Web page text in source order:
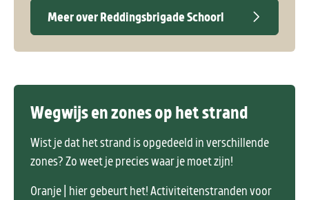
Meer over Reddingsbrigade Schoorl
Wegwijs en zones op het strand
Wist je dat het strand is opgedeeld in verschillende
zones? Zo weet je precies waar je moet zijn!
Oranje | hier gebeurt het! Activiteitenstranden voor